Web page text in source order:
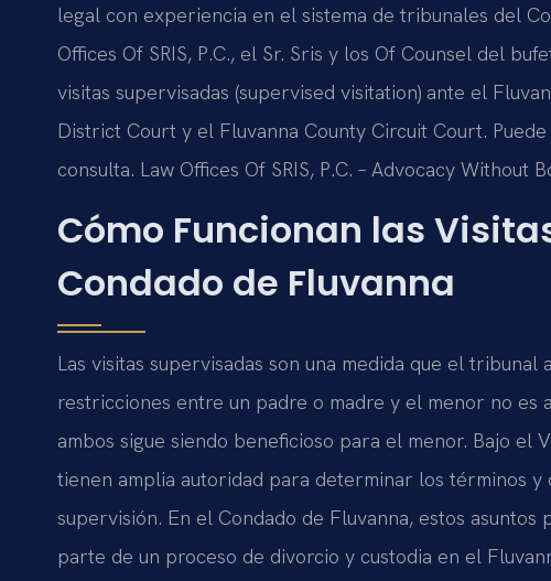
legal con experiencia en el sistema de tribunales del
Offices Of SRIS, P.C., el Sr. Sris y los Of Counsel del
visitas supervisadas (supervised visitation) ante el
District Court y el Fluvanna County Circuit Court.
consulta. Law Offices Of SRIS, P.C. – Advocacy Without
Cómo Funcionan las
Condado de Fluvanna
Las visitas supervisadas son una medida que el
restricciones entre un padre o madre y el menor no
ambos sigue siendo beneficioso para el menor. Bajo el
tienen amplia autoridad para determinar los términos y
supervisión. En el Condado de Fluvanna, estos
parte de un proceso de divorcio y custodia en el